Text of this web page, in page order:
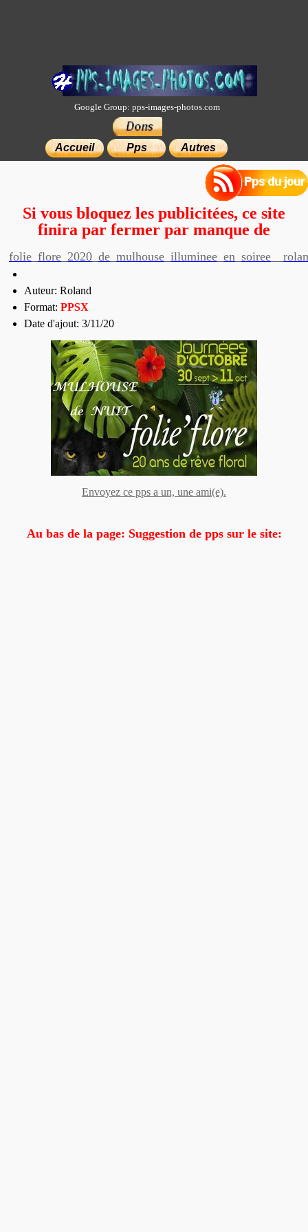
Accueil Pps Autres
Google Group: pps-images-photos.com
×
Si vous bloquez les publicitées, ce site
finira par fermer par manque de
Auteur: Roland
Format: PPSX
Date d'ajout: 3/11/20
Envoyez ce pps a un, une ami(e).
Au bas de la page: Suggestion de pps sur le site: